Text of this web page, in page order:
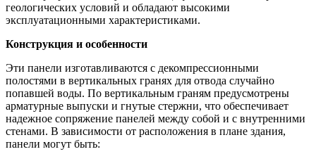
геологических условий и обладают высокими
эксплуатационными характеристиками.
Конструкция и особенности
Эти панели изготавливаются с декомпрессионными
полостями в вертикальных гранях для отвода случайно
попавшей воды. По вертикальным граням предусмотрены
арматурные выпуски и гнутые стержни, что обеспечивает
надежное сопряжение панелей между собой и с внутренними
стенами. В зависимости от расположения в плане здания,
панели могут быть: